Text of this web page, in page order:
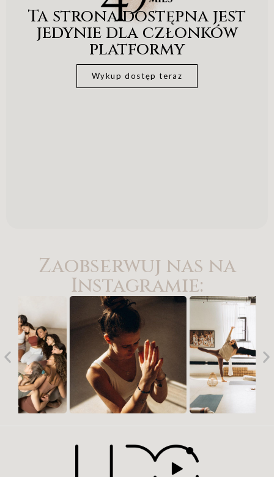
Ta strona dostępna jest
jedynie dla członków
platformy
Wykup dostęp teraz
Zaobserwuj nas na
Instagramie: